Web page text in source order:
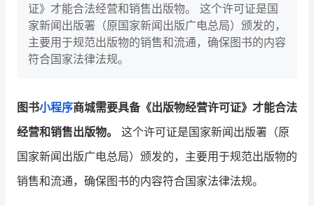
增长产品指南
智库 产品场景库
行业洞察
品牌消费观 行业报告
证》才能合法经营和销售出版物。 这个许可证是国
家新闻出版署（原国家新闻出版广电总局）颁发的，
主要用于规范出版物的销售和流通，确保图书的内容
符合国家法律法规。
图书小程序商城需要具备《出版物经营许可证》才能合法
经营和销售出版物。
这个许可证是国家新闻出版署（原
国家新闻出版广电总局）颁发的，主要用于规范出版物的
销售和流通，确保图书的内容符合国家法律法规。